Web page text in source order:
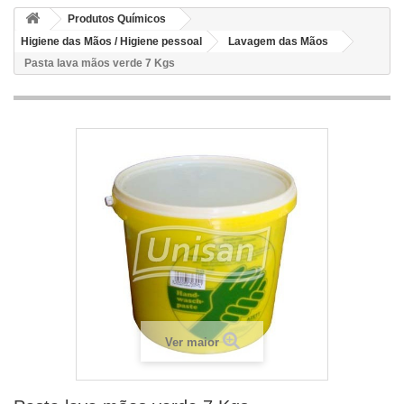
Produtos Químicos
Higiene das Mãos / Higiene pessoal
Lavagem das Mãos
Pasta lava mãos verde 7 Kgs
Ver maior